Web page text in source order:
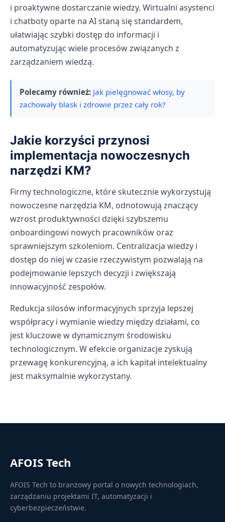
i proaktywne dostarczanie wiedzy. Wirtualni asystenci
i chatboty oparte na AI staną się standardem,
ułatwiając szybki dostęp do informacji i
automatyzując wiele procesów związanych z
zarządzaniem wiedzą.
Polecamy również: Jak pielęgnować włosy, by
zachowały blask i zdrowie przez cały rok?
Jakie korzyści przynosi
implementacja nowoczesnych
narzędzi KM?
Firmy technologiczne, które skutecznie wykorzystują
nowoczesne narzędzia KM, odnotowują znaczący
wzrost produktywności dzięki szybszemu
onboardingowi nowych pracowników oraz
sprawniejszym szkoleniom. Centralizacja wiedzy i
dostęp do niej w czasie rzeczywistym pozwalają na
podejmowanie lepszych decyzji i zwiększają
innowacyjność zespołów.
Redukcja silosów informacyjnych sprzyja lepszej
współpracy i wymianie wiedzy między działami, co
jest kluczowe w dynamicznym środowisku
technologicznym. W efekcie organizacje zyskują
przewagę konkurencyjną, a ich kapitał intelektualny
jest maksymalnie wykorzystany.
AFOIS Tech
AFOIS Tech to branżowy portal o nowych technologiach,
zarządzaniu projektami IT, automatyzacji i
cyberbezpieczeństwie.